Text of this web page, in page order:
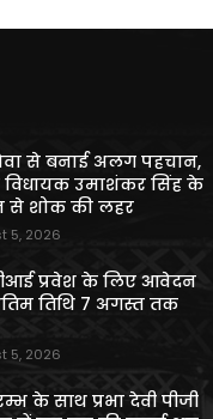
से बनाई अलग पहचान,
विधायक उमाशंकर सिंह के
से शोक की लहर
5, 2026
प्रवेश के लिए आवेदन
तिथि 7 अगस्त तक
5, 2026
के साथ प्रभा देवी पीजी